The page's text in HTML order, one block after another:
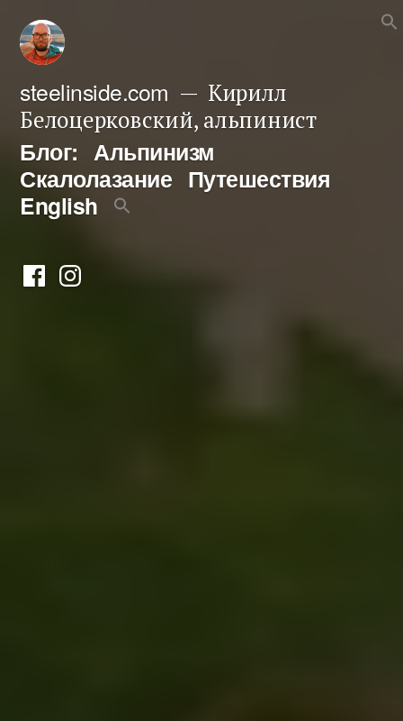
Перейти
содержимому
steelinside.com
Кирилл
Белоцерковский, альпинист
Блог: Альпинизм
Скалолазание Путешествия
English
ФейсбукИнстаграм